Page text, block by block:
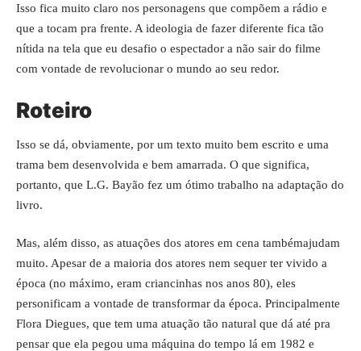
Isso fica muito claro nos personagens que compõem a rádio e
que a tocam pra frente. A ideologia de fazer diferente fica tão
nítida na tela que eu desafio o espectador a não sair do filme
com vontade de revolucionar o mundo ao seu redor.
Roteiro
Isso se dá, obviamente, por um texto muito bem escrito e uma
trama bem desenvolvida e bem amarrada. O que significa,
portanto, que L.G. Bayão fez um ótimo trabalho na adaptação do
livro.
Mas, além disso, as atuações dos atores em cena tambémajudam
muito. Apesar de a maioria dos atores nem sequer ter vivido a
época (no máximo, eram criancinhas nos anos 80), eles
personificam a vontade de transformar da época. Principalmente
Flora Diegues, que tem uma atuação tão natural que dá até pra
pensar que ela pegou uma máquina do tempo lá em 1982 e